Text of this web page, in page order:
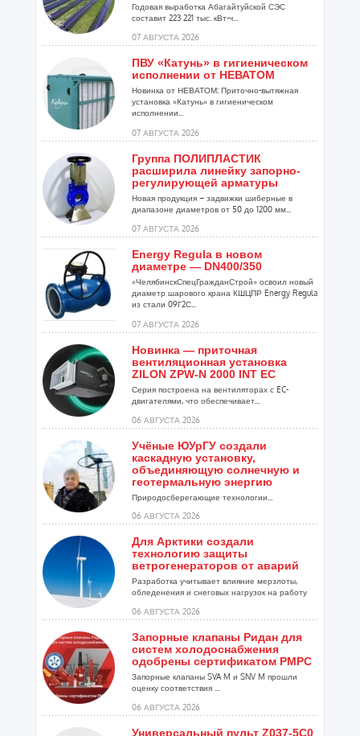
Годовая выработка Абагайтуйской СЭС
составит 223 221 тыс. кВт-ч...
07 АВГУСТА 2026
ПВУ «Катунь» в гигиеническом
исполнении от НЕВАТОМ
Новинка от НЕВАТОМ: Приточно-вытяжная
установка «Катунь» в гигиеническом
исполнении...
07 АВГУСТА 2026
Группа ПОЛИПЛАСТИК
расширила линейку запорно-
регулирующей арматуры
Новая продукция – задвижки шиберные в
диапазоне диаметров от 50 до 1200 мм...
07 АВГУСТА 2026
Energy Regula в новом
диаметре — DN400/350
«ЧелябинскСпецГражданСтрой» освоил новый
диаметр шарового крана КШЦПР Energy Regula
из стали 09Г2С...
07 АВГУСТА 2026
Новинка — приточная
вентиляционная установка
ZILON ZPW-N 2000 INT EC
Серия построена на вентиляторах с EC-
двигателями, что обеспечивает...
06 АВГУСТА 2026
Учёные ЮУрГУ создали
каскадную установку,
объединяющую солнечную и
геотермальную энергию
Природосберегающие технологии...
06 АВГУСТА 2026
Для Арктики создали
технологию защиты
ветрогенераторов от аварий
Разработка учитывает влияние мерзлоты,
обледенения и снеговых нагрузок на работу
06 АВГУСТА 2026
Запорные клапаны Ридан для
систем холодоснабжения
одобрены сертификатом РМРС
Запорные клапаны SVA M и SNV M прошли
оценку соответствия ...
06 АВГУСТА 2026
Универсальный пульт Z037-5C0